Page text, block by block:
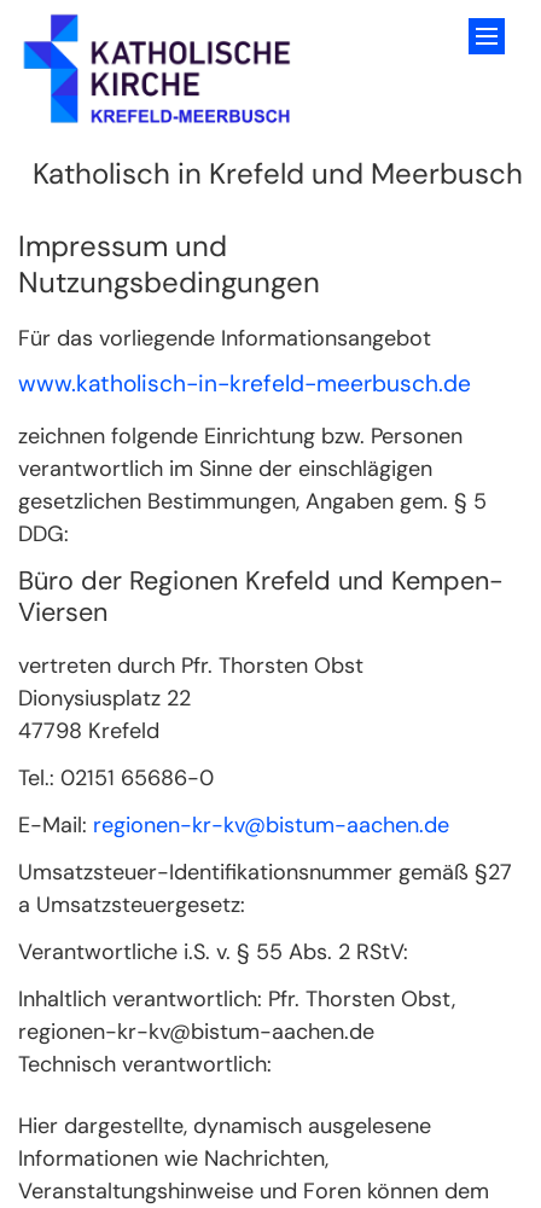
Zum Inhalt springen
Katholisch in Krefeld und Meerbusch
Impressum und
Nutzungsbedingungen
Für das vorliegende Informationsangebot
www.katholisch-in-krefeld-meerbusch.de
zeichnen folgende Einrichtung bzw. Personen
verantwortlich im Sinne der einschlägigen
gesetzlichen Bestimmungen, Angaben gem. § 5
DDG:
Büro der Regionen Krefeld und Kempen-
Viersen
vertreten durch Pfr. Thorsten Obst
Dionysiusplatz 22
47798 Krefeld
Tel.: 02151 65686-0
E-Mail: regionen-kr-kv@bistum-aachen.de
Umsatzsteuer-Identifikationsnummer gemäß §27
a Umsatzsteuergesetz:
Verantwortliche i.S. v. § 55 Abs. 2 RStV:
Inhaltlich verantwortlich: Pfr. Thorsten Obst,
regionen-kr-kv@bistum-aachen.de
Technisch verantwortlich:
Hier dargestellte, dynamisch ausgelesene
Informationen wie Nachrichten,
Veranstaltungshinweise und Foren können dem